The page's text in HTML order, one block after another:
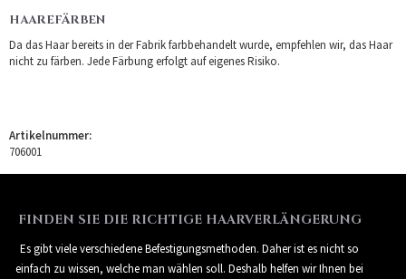
HAAREFÄRBEN
Da das Haar bereits in der Fabrik farbbehandelt wurde, empfehlen wir, das Haar
nicht zu färben. Jede Färbung erfolgt auf eigenes Risiko.
Artikelnummer:
706001
FINDEN SIE DIE RICHTIGE HAARVERLÄNGERUNG
Es gibt viele verschiedene Befestigungsmethoden. Daher ist es nicht so
einfach zu wissen, welche man wählen soll. Deshalb helfen wir Ihnen bei